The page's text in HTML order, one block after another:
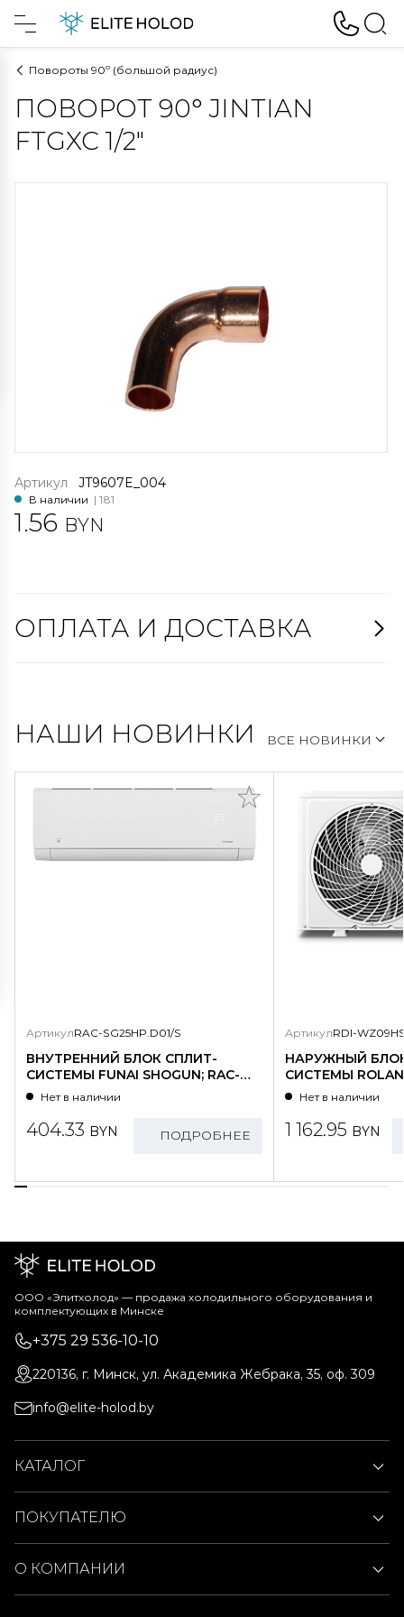
Повороты 90º (большой радиус)
ПОВОРОТ 90° JINTIAN
FTGXC 1/2"
Артикул JT9607E_004
В наличии | 181
1.56 BYN
ОПЛАТА И ДОСТАВКА
НАШИ НОВИНКИ ВСЕ НОВИНКИ
АртикулRAC-SG25HP.D01/S
ВНУТРЕННИЙ БЛОК СПЛИТ-
СИСТЕМЫ FUNAI SHOGUN; RAC-
SG25HP.D01/S
Нет в наличии
404.33 BYN ПОДРОБНЕЕ
АртикулRDI-
НАРУЖНЫЙ
СИСТЕМЫ
WZ09HSS/N1-
Нет в наличии
1 162.95 BYN
ООО «Элитхолод» ― продажа холодильного оборудования и
комплектующих в Минске
+375 29 536-10-10
220136, г. Минск, ул. Академика Жебрака, 35, оф. 309
info@elite-holod.by
КАТАЛОГ
ПОКУПАТЕЛЮ
О КОМПАНИИ